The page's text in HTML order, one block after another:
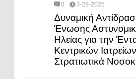
0 3-28-2025
Δυναμική
Ένωσης
Ηλείας για την
Κεντρικών
Στρατιωτικά